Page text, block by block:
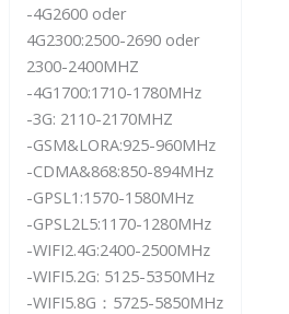
-4G2600 oder
4G2300:2500-2690 oder
2300-2400MHZ
-4G1700:1710-1780MHz
-3G: 2110-2170MHZ
-GSM&LORA:925-960MHz
-CDMA&868:850-894MHz
-GPSL1:1570-1580MHz
-GPSL2L5:1170-1280MHz
-WIFI2.4G:2400-2500MHz
-WIFI5.2G: 5125-5350MHz
-WIFI5.8G：5725-5850MHz